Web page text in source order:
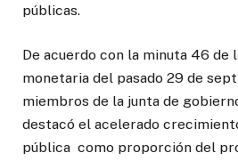
públicas.
De acuerdo con la minuta 46 de
monetaria del pasado 29 de
miembros de la junta de
destacó el acelerado
pública como proporción del